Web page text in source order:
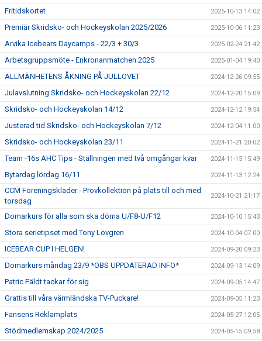
Fritidskortet 2025-10-13 14:02
Premiär Skridsko- och Hockeyskolan 2025/2026 2025-10-06 11:23
Arvika Icebears Daycamps - 22/3 + 30/3 2025-02-24 21:42
Arbetsgruppsmöte - Enkronanmatchen 2025 2025-01-04 19:40
ALLMÄNHETENS ÅKNING PÅ JULLOVET 2024-12-26 09:55
Julavslutning Skridsko- och Hockeyskolan 22/12 2024-12-20 15:09
Skridsko- och Hockeyskolan 14/12 2024-12-12 19:54
Justerad tid Skridsko- och Hockeyskolan 7/12 2024-12-04 11:00
Skridsko- och Hockeyskolan 23/11 2024-11-21 20:02
Team -16s AHC Tips - Ställningen med två omgångar kvar 2024-11-15 15:49
Bytardag lördag 16/11 2024-11-13 12:24
CCM Föreningskläder - Provkollektion på plats till och med
torsdag
2024-10-21 21:17
Domarkurs för alla som ska döma U/F8-U/F12 2024-10-10 15:43
Stora serietipset med Tony Lövgren 2024-10-04 07:00
ICEBEAR CUP I HELGEN! 2024-09-20 09:23
Domarkurs måndag 23/9 *OBS UPPDATERAD INFO* 2024-09-13 14:09
Patric Fäldt tackar för sig 2024-09-05 14:47
Grattis till våra värmländska TV-Puckare! 2024-09-05 11:23
Fansens Reklamplats 2024-05-27 12:05
Stödmedlemskap 2024/2025 2024-05-15 09:58